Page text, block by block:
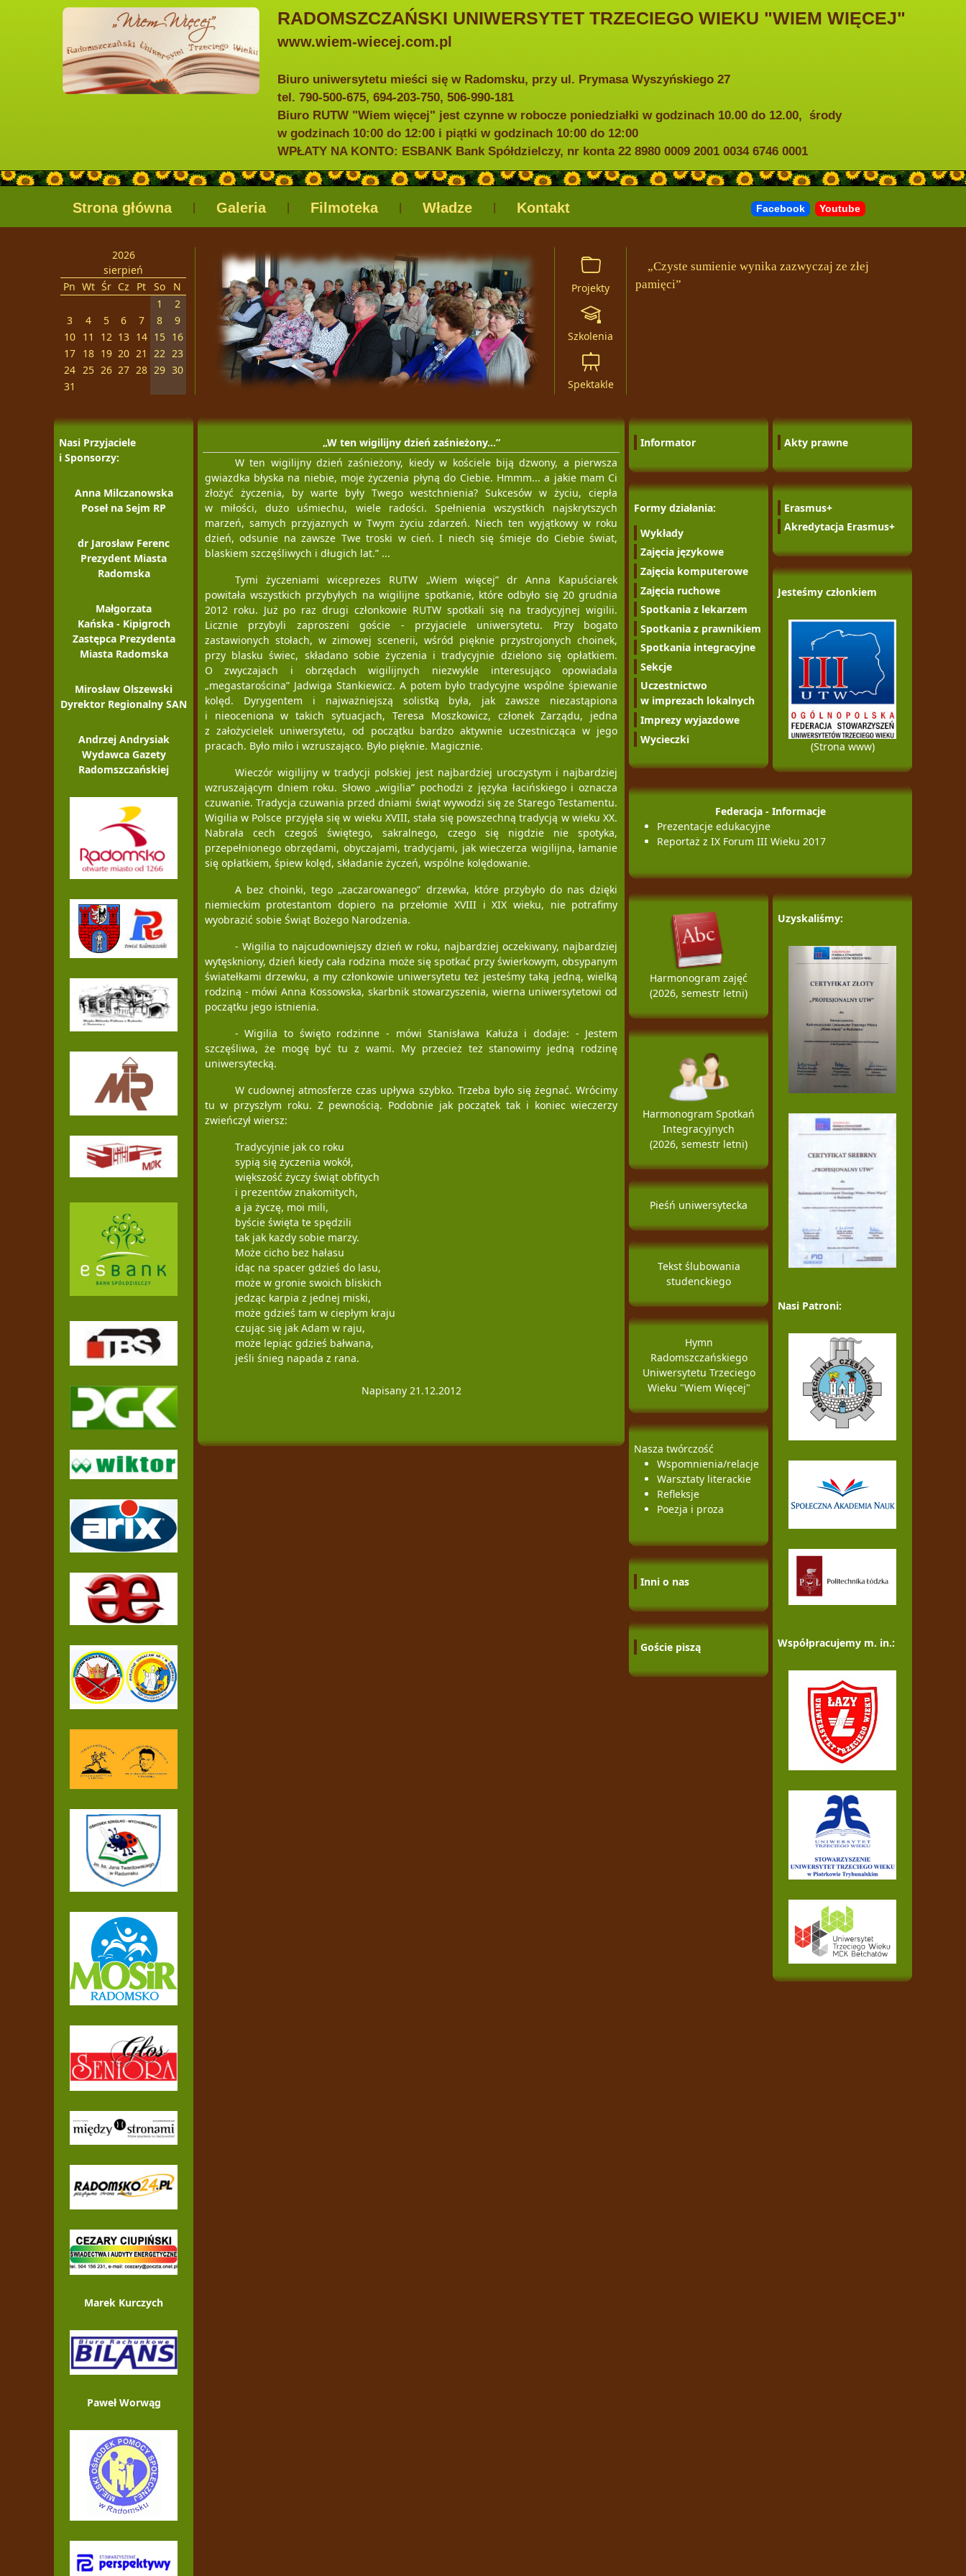
RADOMSZCZAŃSKI UNIWERSYTET TRZECIEGO WIEKU "WIEM WIĘCEJ"
www.wiem-wiecej.com.pl
Biuro uniwersytetu mieści się w Radomsku, przy ul. Prymasa Wyszyńskiego 27
tel. 790-500-675, 694-203-750, 506-990-181
Biuro RUTW "Wiem więcej" jest czynne w robocze poniedziałki w godzinach 10.00 do 12.00, środy
w godzinach 10:00 do 12:00 i piątki w godzinach 10:00 do 12:00
WPŁATY NA KONTO: ESBANK Bank Spółdzielczy, nr konta 22 8980 0009 2001 0034 6746 0001
Strona główna Galeria Filmoteka Władze Kontakt Facebook Youtube
2026
sierpień
Pn Wt Śr Cz Pt So
N
1
2
3
4 5 6 7 8
9
10
11 12 13 14 15 16
17
18 19 20 21 22 23
24
25 26 27 28 29 30
31
Projekty
Szkolenia
Spektakle
„Czyste sumienie wynika zazwyczaj ze złej
pamięci”
Nasi Przyjaciele
i Sponsorzy:
Anna Milczanowska
Poseł na Sejm RP
dr Jarosław Ferenc
Prezydent Miasta
Radomska
Małgorzata
Kańska - Kipigroch
Zastępca Prezydenta
Miasta Radomska
Mirosław Olszewski
Dyrektor Regionalny SAN
Andrzej Andrysiak
Wydawca Gazety
Radomszczańskiej
Marek Kurczych
Paweł Worwąg
„W ten wigilijny dzień zaśnieżony…”
W ten wigilijny dzień zaśnieżony, kiedy w kościele biją dzwony, a pierwsza
gwiazdka błyska na niebie, moje życzenia płyną do Ciebie. Hmmm... a jakie mam Ci
złożyć życzenia, by warte były Twego westchnienia? Sukcesów w życiu, ciepła
w miłości, dużo uśmiechu, wiele radości. Spełnienia wszystkich najskrytszych
marzeń, samych przyjaznych w Twym życiu zdarzeń. Niech ten wyjątkowy w roku
dzień, odsunie na zawsze Twe troski w cień. I niech się śmieje do Ciebie świat,
blaskiem szczęśliwych i długich lat.” ...
Tymi życzeniami wiceprezes RUTW „Wiem więcej” dr Anna Kapuściarek
powitała wszystkich przybyłych na wigilijne spotkanie, które odbyło się 20 grudnia
2012 roku. Już po raz drugi członkowie RUTW spotkali się na tradycyjnej wigilii.
Licznie przybyli zaproszeni goście - przyjaciele uniwersytetu. Przy bogato
zastawionych stołach, w zimowej scenerii, wśród pięknie przystrojonych choinek,
przy blasku świec, składano sobie życzenia i tradycyjnie dzielono się opłatkiem.
O zwyczajach i obrzędach wigilijnych niezwykle interesująco opowiadała
„megastarościna” Jadwiga Stankiewicz. A potem było tradycyjne wspólne śpiewanie
kolęd. Dyrygentem i najważniejszą solistką była, jak zawsze niezastąpiona
i nieoceniona w takich sytuacjach, Teresa Moszkowicz, członek Zarządu, jedna
z założycielek uniwersytetu, od początku bardzo aktywnie uczestnicząca w jego
pracach. Było miło i wzruszająco. Było pięknie. Magicznie.
Wieczór wigilijny w tradycji polskiej jest najbardziej uroczystym i najbardziej
wzruszającym dniem roku. Słowo „wigilia” pochodzi z języka łacińskiego i oznacza
czuwanie. Tradycja czuwania przed dniami świąt wywodzi się ze Starego Testamentu.
Wigilia w Polsce przyjęła się w wieku XVIII, stała się powszechną tradycją w wieku XX.
Nabrała cech czegoś świętego, sakralnego, czego się nigdzie nie spotyka,
przepełnionego obrzędami, obyczajami, tradycjami, jak wieczerza wigilijna, łamanie
się opłatkiem, śpiew kolęd, składanie życzeń, wspólne kolędowanie.
A bez choinki, tego „zaczarowanego” drzewka, które przybyło do nas dzięki
niemieckim protestantom dopiero na przełomie XVIII i XIX wieku, nie potrafimy
wyobrazić sobie Świąt Bożego Narodzenia.
- Wigilia to najcudowniejszy dzień w roku, najbardziej oczekiwany, najbardziej
wytęskniony, dzień kiedy cała rodzina może się spotkać przy świerkowym, obsypanym
światełkami drzewku, a my członkowie uniwersytetu też jesteśmy taką jedną, wielką
rodziną - mówi Anna Kossowska, skarbnik stowarzyszenia, wierna uniwersytetowi od
początku jego istnienia.
- Wigilia to święto rodzinne - mówi Stanisława Kałuża i dodaje: - Jestem
szczęśliwa, że mogę być tu z wami. My przecież też stanowimy jedną rodzinę
uniwersytecką.
W cudownej atmosferze czas upływa szybko. Trzeba było się żegnać. Wrócimy
tu w przyszłym roku. Z pewnością. Podobnie jak początek tak i koniec wieczerzy
zwieńczył wiersz:
Tradycyjnie jak co roku
sypią się życzenia wokół,
większość życzy świąt obfitych
i prezentów znakomitych,
a ja życzę, moi mili,
byście święta te spędzili
tak jak każdy sobie marzy.
Może cicho bez hałasu
idąc na spacer gdzieś do lasu,
może w gronie swoich bliskich
jedząc karpia z jednej miski,
może gdzieś tam w ciepłym kraju
czując się jak Adam w raju,
może lepiąc gdzieś bałwana,
jeśli śnieg napada z rana.
Napisany 21.12.2012
Informator
Formy działania:
Wykłady
Zajęcia językowe
Zajęcia komputerowe
Zajęcia ruchowe
Spotkania z lekarzem
Spotkania z prawnikiem
Spotkania integracyjne
Sekcje
Uczestnictwo
w imprezach lokalnych
Imprezy wyjazdowe
Wycieczki
Akty prawne
Erasmus+
Akredytacja Erasmus+
Jesteśmy członkiem
(Strona www)
Federacja - Informacje
Prezentacje edukacyjne
Reportaż z IX Forum III Wieku 2017
Harmonogram zajęć
(2026, semestr letni)
Harmonogram Spotkań
Integracyjnych
(2026, semestr letni)
Pieśń uniwersytecka
Tekst ślubowania
studenckiego
Hymn
Radomszczańskiego
Uniwersytetu Trzeciego
Wieku "Wiem Więcej"
Nasza twórczość
Wspomnienia/relacje
Warsztaty literackie
Refleksje
Poezja i proza
Inni o nas
Goście piszą
Uzyskaliśmy:
Nasi Patroni:
Współpracujemy m. in.: